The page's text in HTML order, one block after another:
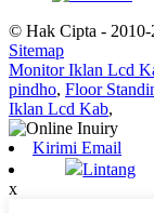
© Hak Cipta -
Sitemap
Monitor Iklan Lcd
pindho, Floor
Iklan Lcd Kab,
Kirimi Email
Lintang
x